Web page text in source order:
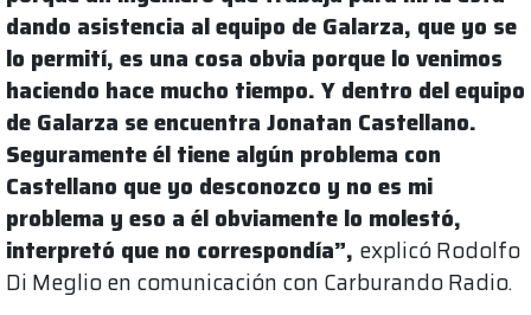
dando asistencia al equipo de Galarza, que yo se
lo permití, es una cosa obvia porque lo venimos
haciendo hace mucho tiempo. Y dentro del equipo
de Galarza se encuentra Jonatan Castellano.
Seguramente él tiene algún problema con
Castellano que yo desconozco y no es mi
problema y eso a él obviamente lo molestó,
interpretó que no correspondía”, explicó Rodolfo
Di Meglio en comunicación con Carburando Radio.